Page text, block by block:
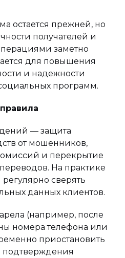
остается прежней, но
получателей и
заметно
для повышения
и надежности
программ.
— защита
от мошенников,
и перекрытие
На практике
сверять
данных клиентов.
(например, после
номера телефона или
приостановить
подтверждения